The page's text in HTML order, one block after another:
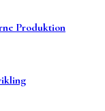
Produktion